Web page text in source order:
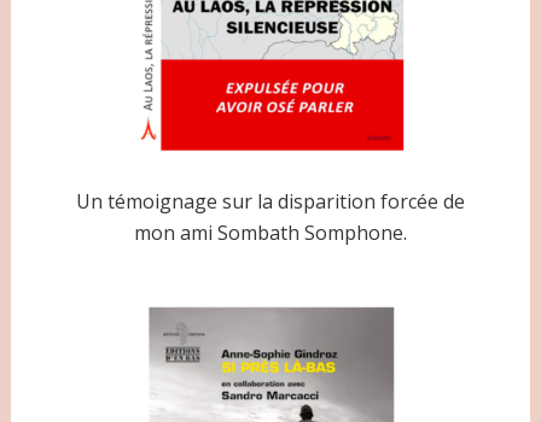
Un témoignage sur la disparition forcée de
mon ami Sombath Somphone.